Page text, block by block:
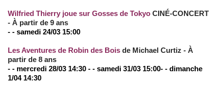
Wilfried Thierry joue sur Gosses de Tokyo CINÉ-CONCERT
- À partir de 9 ans
- - samedi 24/03 15:00
Les Aventures de Robin des Bois de Michael Curtiz - À
partir de 8 ans
- - mercredi 28/03 14:30 - - samedi 31/03 15:00- - dimanche
1/04 14:30